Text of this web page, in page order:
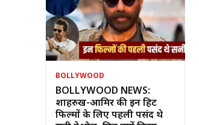
BOLLYWOOD
BOLLYWOOD NEWS:
शाहरुख-आमिर की इन हिट
फिल्मों के लिए पहली पसंद थे